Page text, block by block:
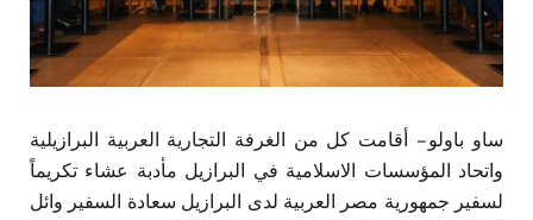
ساو باولو – أقامت كل من الغرفة التجارية العربية البرازيلية
واتحاد المؤسسات الاسلامية في البرازيل مأدبة عشاء تكريماً
لسفير جمهورية مصر العربية لدى البرازيل سعادة السفير وائل